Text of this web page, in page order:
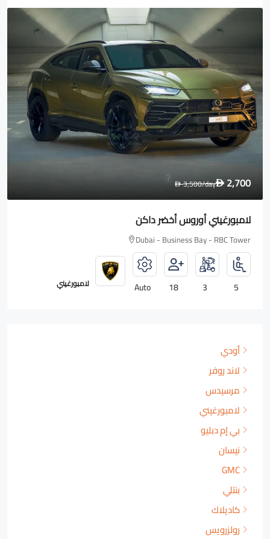
D 1,600
D2,000/day
رولز رويس Wraith
Dubai - Business Bay - RBC Tower
4
2
18
Auto رولزرويس
أودي
لاند روفر
مرسيدس
لامبورغيني
بي إم دبليو
نيسان
GMC
بنتلي
كاديلاك
رولزرويس